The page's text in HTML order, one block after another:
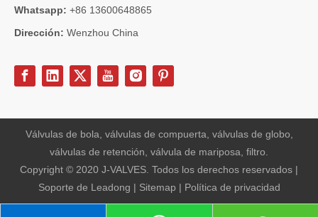
Diseño, rendimiento y aplicaciones de válvulas de compuerta industriales en sistemas de tuberías de alta presión
Las válvulas de compuerta son una de las válvulas de
Whatsapp: +86 13600648865
Dirección: Wenzhou China
Válvulas de bola, válvulas de compuerta, válvulas de globo,
válvulas de retención, válvula de mariposa, filtro.
Copyright © 2020 J-VALVES. Todos los derechos reservados |
Soporte de Leadong | Sitemap | Política de privacidad